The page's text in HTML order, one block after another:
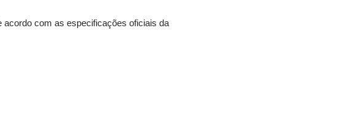
acordo com as especificações oficiais da